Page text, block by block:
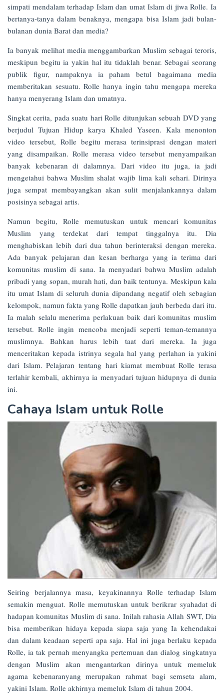
simpati mendalam terhadap Islam dan umat Islam di jiwa Rolle. Ia
bertanya-tanya dalam benaknya, mengapa bisa Islam jadi bulan-
bulanan dunia Barat dan media?
Ia banyak melihat media menggambarkan Muslim sebagai teroris,
meskipun begitu ia yakin hal itu tidaklah benar. Sebagai seorang
publik figur, nampaknya ia paham betul bagaimana media
memberitakan sesuatu. Rolle hanya ingin tahu mengapa mereka
hanya menyerang Islam dan umatnya.
Singkat cerita, pada suatu hari Rolle ditunjukan sebuah DVD yang
berjudul Tujuan Hidup karya Khaled Yaseen. Kala menonton
video tersebut, Rolle begitu merasa terinsiprasi dengan materi
yang disampaikan. Rolle merasa video tersebut menyampaikan
banyak kebenaran di dalamnya. Dari video itu juga, ia jadi
mengetahui bahwa Muslim shalat wajib lima kali sehari. Dirinya
juga sempat membayangkan akan sulit menjalankannya dalam
posisinya sebagai artis.
Namun begitu, Rolle memutuskan untuk mencari komunitas
Muslim yang terdekat dari tempat tinggalnya itu. Dia
menghabiskan lebih dari dua tahun berinteraksi dengan mereka.
Ada banyak pelajaran dan kesan berharga yang ia terima dari
komunitas muslim di sana. Ia menyadari bahwa Muslim adalah
pribadi yang sopan, murah hati, dan baik tentunya. Meskipun kala
itu umat Islam di seluruh dunia dipandang negatif oleh sebagian
kelompok, namun fakta yang Rolle dapatkan jauh berbeda dari itu.
Ia malah selalu menerima perlakuan baik dari komunitas muslim
tersebut. Rolle ingin mencoba menjadi seperti teman-temannya
muslimnya. Bahkan harus lebih taat dari mereka. Ia juga
menceritakan kepada istrinya segala hal yang perlahan ia yakini
dari Islam. Pelajaran tentang hari kiamat membuat Rolle terasa
terlahir kembali, akhirnya ia menyadari tujuan hidupnya di dunia
ini.
Cahaya Islam untuk Rolle
Seiring berjalannya masa, keyakinannya Rolle terhadap Islam
semakin menguat. Rolle memutuskan untuk berikrar syahadat di
hadapan komunitas Muslim di sana. Inilah rahasia Allah SWT, Dia
bisa memberikan hidaya kepada siapa saja yang Ia kehendakai
dan dalam keadaan seperti apa saja. Hal ini juga berlaku kepada
Rolle, ia tak pernah menyangka pertemuan dan dialog singkatnya
dengan Muslim akan mengantarkan dirinya untuk memeluk
agama kebenaranyang merupakan rahmat bagi semseta alam,
yakini Islam. Rolle akhirnya memeluk Islam di tahun 2004.